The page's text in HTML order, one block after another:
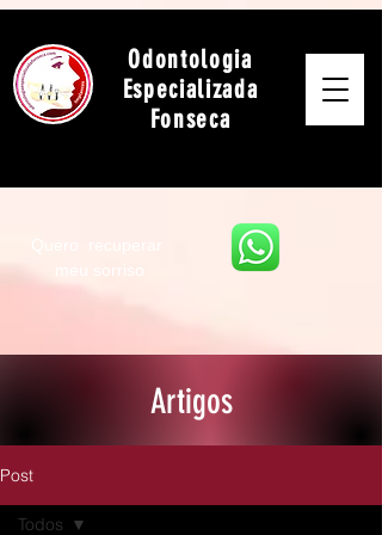
Odontologia
Especializada
Fonseca
meu sorriso
Artigos
Post
Todos